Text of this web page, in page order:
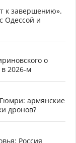
к завершению».
Одессой и
о
2026-м
армянские
дронов?
Россия